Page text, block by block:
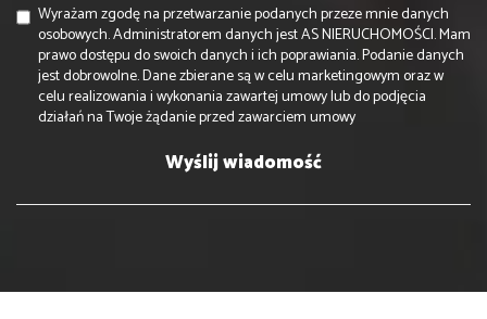
Wyrażam zgodę na przetwarzanie podanych przeze mnie danych
osobowych. Administratorem danych jest AS NIERUCHOMOŚCI. Mam
prawo dostępu do swoich danych i ich poprawiania. Podanie danych
jest dobrowolne. Dane zbierane są w celu marketingowym oraz w
celu realizowania i wykonania zawartej umowy lub do podjęcia
działań na Twoje żądanie przed zawarciem umowy